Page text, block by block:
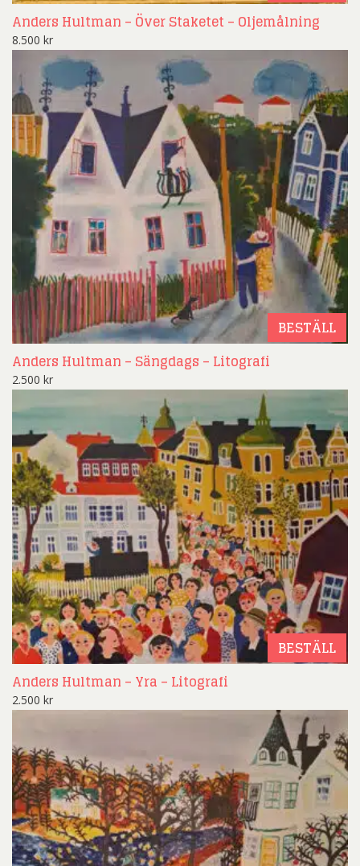
Anders Hultman – Över Staketet – Oljemålning
8.500 kr
BESTÄLL
Anders Hultman – Sängdags – Litografi
2.500 kr
BESTÄLL
Anders Hultman – Yra – Litografi
2.500 kr